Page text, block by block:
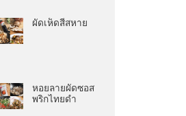
ผัดเห็ดสี่สหาย
หอยลายผัดซอส
พริกไทยดำ